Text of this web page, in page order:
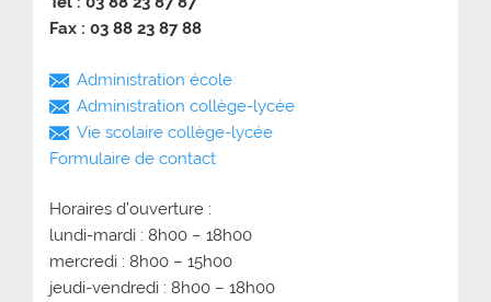
Fax : 03 88 23 87 88
Administration école
Administration collège-lycée
Vie scolaire collège-lycée
Formulaire de contact
Horaires d’ouverture :
lundi-mardi : 8h00 – 18h00
mercredi : 8h00 – 15h00
jeudi-vendredi : 8h00 – 18h00